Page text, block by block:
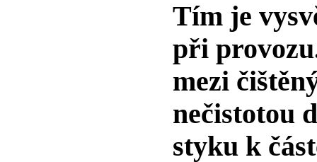
Tím je
při
mezi
nečistotou
styku k